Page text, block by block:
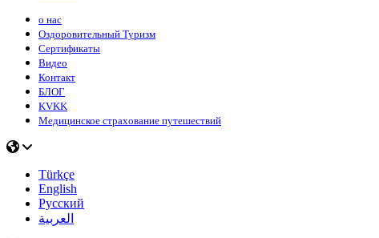
о нас
Оздоровительный Туризм
Сертификаты
Видео
Контакт
БЛОГ
KVKK
Медицинское страхование путешествий
Türkçe
English
Русский
العربية